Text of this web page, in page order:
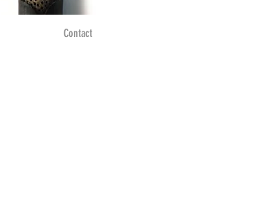
Contact